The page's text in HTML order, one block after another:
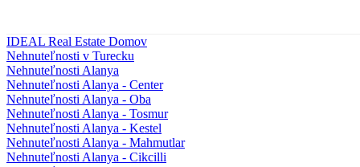
IDEAL Real Estate Domov
Nehnuteľnosti v Turecku
Nehnuteľnosti Alanya
Nehnuteľnosti Alanya - Center
Nehnuteľnosti Alanya - Oba
Nehnuteľnosti Alanya - Tosmur
Nehnuteľnosti Alanya - Kestel
Nehnuteľnosti Alanya - Mahmutlar
Nehnuteľnosti Alanya - Cikcilli